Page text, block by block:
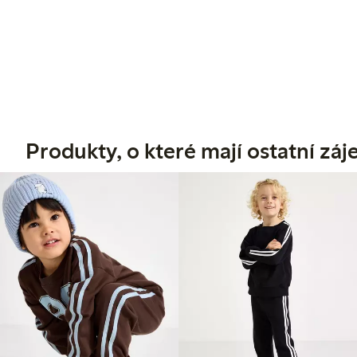
Produkty, o které mají ostatní